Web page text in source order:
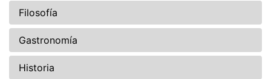
Filosofía
Gastronomía
Historia